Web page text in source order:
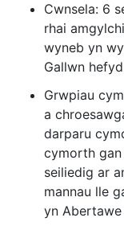
Cwnsela: 6
rhai
wyneb yn
Gallwn
Grwpiau
a
darparu
cymorth
seiliedig ar
mannau lle
yn